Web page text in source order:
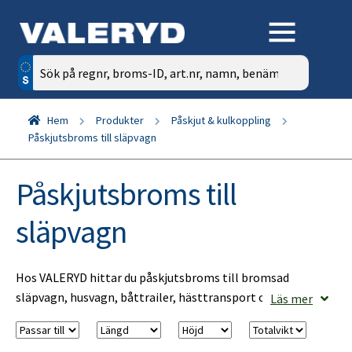
Sök
efter:
Hem Produkter
Påskjut & kulkoppling
Påskjutsbroms till släpvagn
Påskjutsbroms till
släpvagn
Hos VALERYD hittar du påskjutsbroms till bromsad
släpvagn, husvagn, båttrailer, hästtransport ochLäs mer